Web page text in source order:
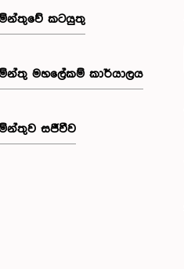
කටයුතු
මහලේකම් කාර්යාලය
සජීවීව